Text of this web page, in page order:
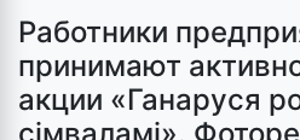
Работники
принимают
акции «Ганаруся